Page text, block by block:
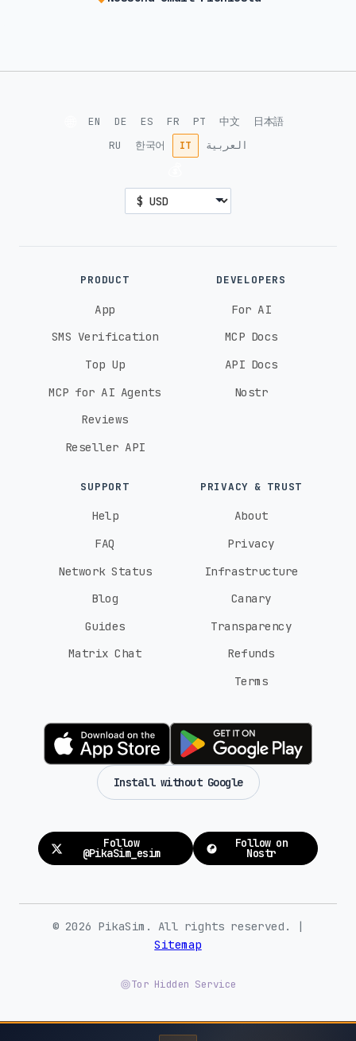
EN DE ES FR PT 中文
日本語
RU
한국어 IT العربية
PRODUCT
App
SMS Verification
Top Up
MCP for AI Agents
Reviews
Reseller API
DEVELOPERS
For AI
MCP Docs
API Docs
Nostr
SUPPORT
Help
FAQ
Network Status
Blog
Guides
Matrix Chat
PRIVACY & TRUST
About
Privacy
Infrastructure
Canary
Transparency
Refunds
Terms
Install without Google
Follow
@PikaSim_esim
Follow on
Nostr
© 2026 PikaSim. All rights reserved. |
Sitemap
Tor Hidden Service